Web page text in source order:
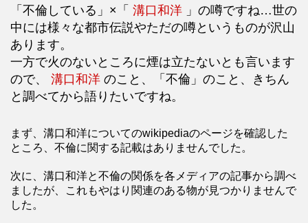
「不倫している」×「 溝口和洋 」の噂ですね…世の
中には様々な都市伝説やただの噂というものが沢山
あります。
一方で火のないところに煙は立たないとも言います
ので、 溝口和洋 のこと、「不倫」のこと、きちん
と調べてから語りたいですね。
まず、溝口和洋についてのwikipediaのページを確認した
ところ、不倫に関する記載はありませんでした。
次に、溝口和洋と不倫の関係を各メディアの記事から調べ
ましたが、これもやはり関連のある物が見つかりませんで
した。